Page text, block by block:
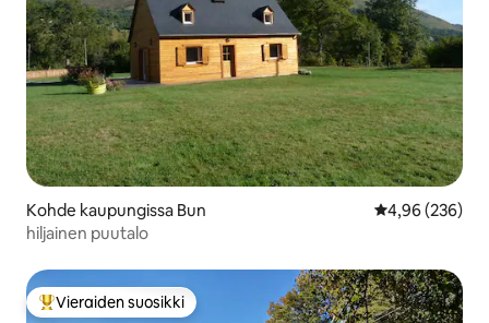
Kohde kaupungissa Bun
4,96 (236)
hiljainen puutalo
Vieraiden suosikkien parhaimmistoa
Vieraiden suosikki